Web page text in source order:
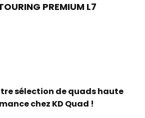
PREMIUM L7
sélection de quads haute
chez KD Quad !